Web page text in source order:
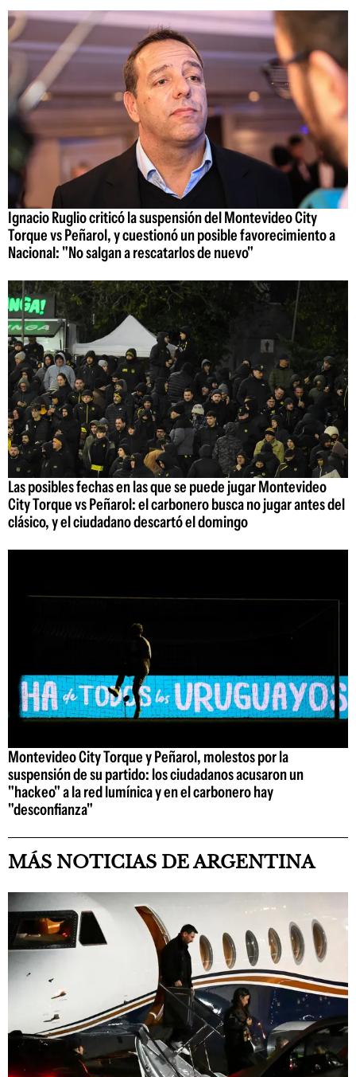
Ignacio Ruglio criticó la suspensión del Montevideo City
Torque vs Peñarol, y cuestionó un posible favorecimiento a
Nacional: "No salgan a rescatarlos de nuevo"
Las posibles fechas en las que se puede jugar Montevideo
City Torque vs Peñarol: el carbonero busca no jugar antes del
clásico, y el ciudadano descartó el domingo
Montevideo City Torque y Peñarol, molestos por la
suspensión de su partido: los ciudadanos acusaron un
"hackeo" a la red lumínica y en el carbonero hay
"desconfianza"
MÁS NOTICIAS DE ARGENTINA